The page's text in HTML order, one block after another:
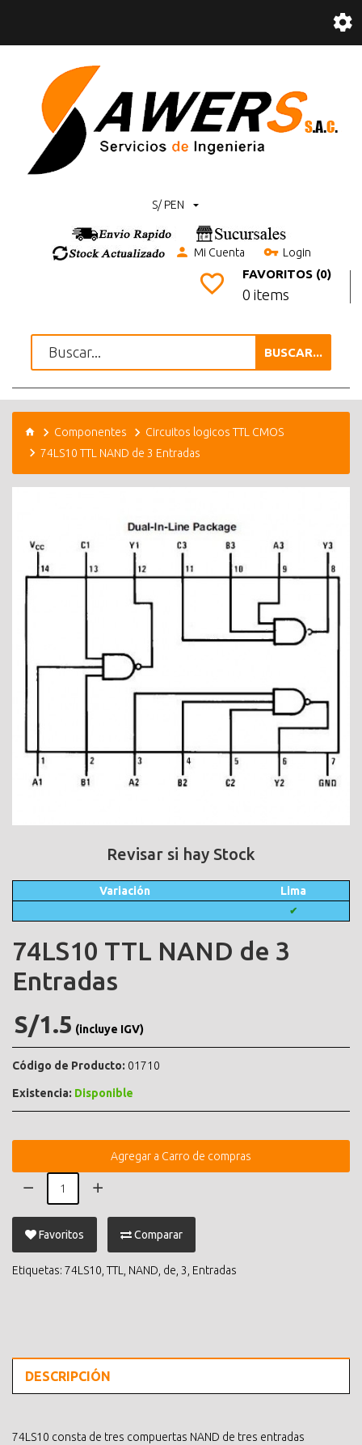
S/ PEN
Mi Cuenta Login
FAVORITOS (0)
0 items
BUSCAR...
Componentes
Circuitos logicos TTL CMOS
74LS10 TTL NAND de 3 Entradas
Revisar si hay Stock
Variación Lima
✔
74LS10 TTL NAND de 3
Entradas
S/1.5 (incluye IGV)
Código de Producto: 01710
Existencia: Disponible
Agregar a Carro de compras
Favoritos Comparar
Etiquetas: 74LS10 TTL NAND de 3 Entradas
DESCRIPCIÓN
74LS10 consta de tres compuertas NAND de tres entradas